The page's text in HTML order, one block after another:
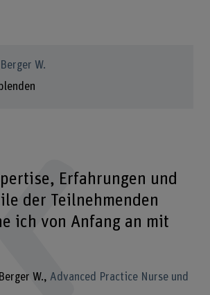
W.
Erfahrungen und
der Teilnehmenden
ich von Anfang an mit
W.
Advanced Practice Nurse und